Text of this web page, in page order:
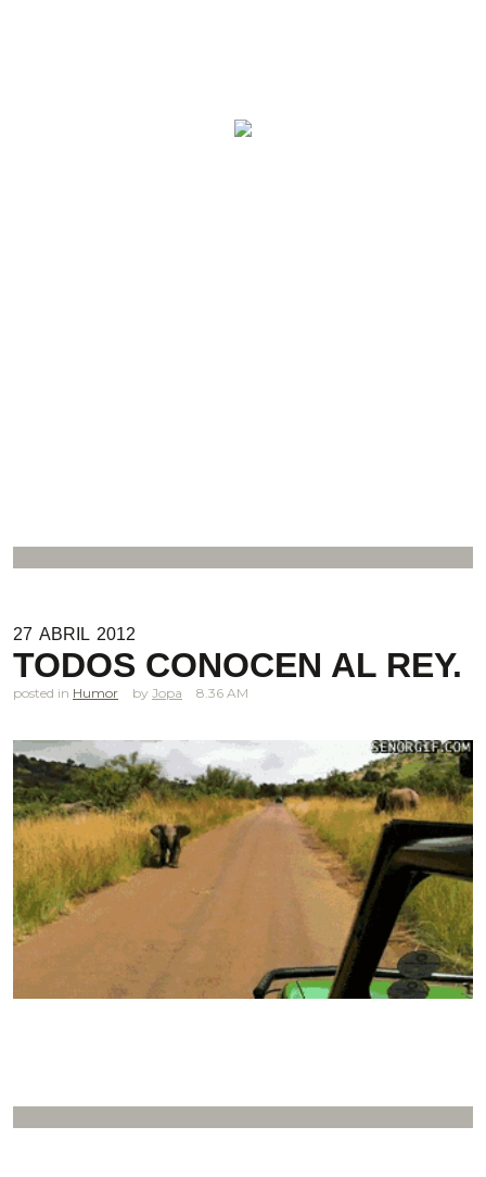
27 ABRIL 2012
TODOS CONOCEN AL REY.
posted in Humor Jopa 8.36 AM